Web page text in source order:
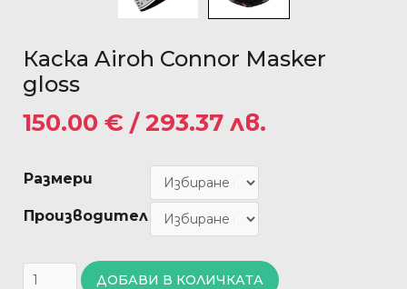
Каска Airoh Connor Masker
gloss
150.00 € / 293.37 лв.
Размери
Производител
ДОБАВИ В КОЛИЧКАТА